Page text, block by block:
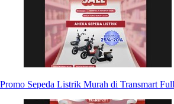
Promo Sepeda Listrik Murah di Transmart